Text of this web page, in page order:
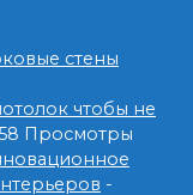
стены
чтобы не
Просмотры
-